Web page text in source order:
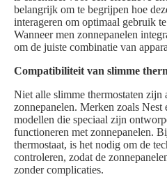
belangrijk om te begrijpen hoe
interageren om optimaal gebruik
Wanneer men zonnepanelen
om de juiste combinatie van
Compatibiliteit van slimme
Niet alle slimme thermostaten zijn
zonnepanelen. Merken zoals Nest
modellen die speciaal zijn
functioneren met zonnepanelen.
thermostaat, is het nodig om de
controleren, zodat de
zonder complicaties.